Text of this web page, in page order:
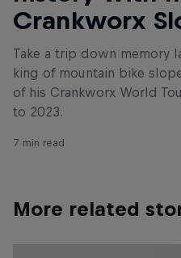
Crankworx
Take a trip down memory
king of mountain bike
of his Crankworx World
to 2023.
7 min read
More related